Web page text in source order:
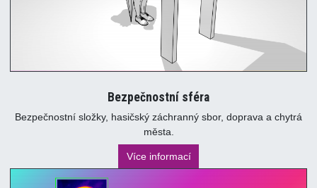
Bezpečnostní sféra
Bezpečnostní složky, hasičský záchranný sbor, doprava a chytrá
města.
Více informací